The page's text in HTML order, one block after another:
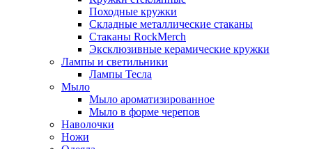
Походные кружки
Складные металлические стаканы
Стаканы RockMerch
Эксклюзивные керамические кружки
Лампы и светильники
Лампы Тесла
Мыло
Мыло ароматизированное
Мыло в форме черепов
Наволочки
Ножи